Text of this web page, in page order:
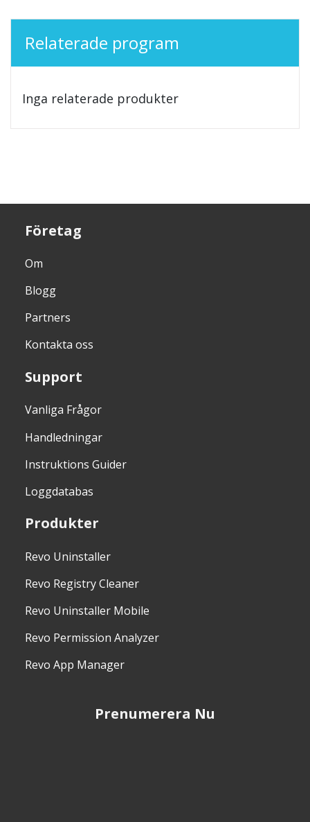
Relaterade program
Inga relaterade produkter
Företag
Om
Blogg
Partners
Kontakta oss
Support
Vanliga Frågor
Handledningar
Instruktions Guider
Loggdatabas
Produkter
Revo Uninstaller
Revo Registry Cleaner
Revo Uninstaller Mobile
Revo Permission Analyzer
Revo App Manager
Prenumerera Nu